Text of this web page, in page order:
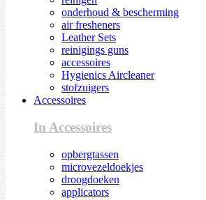
onderhoud & bescherming
air fresheners
Leather Sets
reinigings guns
accessoires
Hygienics Aircleaner
stofzuigers
Accessoires
In Accessoires
opbergtassen
microvezeldoekjes
droogdoeken
applicators